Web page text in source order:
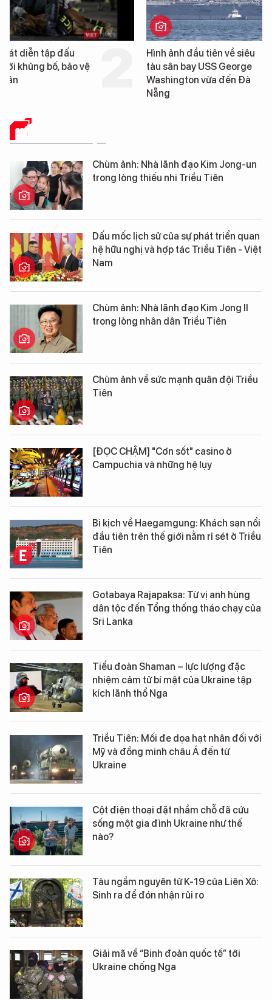
Hình ảnh đầu tiên về siêu
tàu sân bay USS George
Washington vừa đến Đà
Cận cảnh chiến hạm
tống tàu sân bay USS
George Washington
HỒ SƠ - TƯ LIỆU
Chùm ảnh: Nhà lãnh đạo Kim Jong-un
trong lòng thiếu nhi Triều Tiên
Dấu mốc lịch sử của sự phát triển quan
hệ hữu nghị và hợp tác Triều Tiên - Việt
Nam
Chùm ảnh: Nhà lãnh đạo Kim Jong Il
trong lòng nhân dân Triều Tiên
Chùm ảnh về sức mạnh quân đội Triều
Tiên
[ĐỌC CHẬM] "Cơn sốt" casino ở
Campuchia và những hệ lụy
Bi kịch về Haegamgung: Khách sạn nổi
đầu tiên trên thế giới nằm rỉ sét ở Triều
Tiên
Gotabaya Rajapaksa: Từ vị anh hùng
dân tộc đến Tổng thống tháo chạy của
Sri Lanka
Tiểu đoàn Shaman – lực lượng đặc
nhiệm cảm tử bí mật của Ukraine tập
kích lãnh thổ Nga
Triều Tiên: Mối đe dọa hạt nhân đối với
Mỹ và đồng minh châu Á đến từ
Ukraine
Cột điện thoại đặt nhầm chỗ đã cứu
sống một gia đình Ukraine như thế
nào?
Tàu ngầm nguyên tử K-19 của Liên Xô:
Sinh ra để đón nhận rủi ro
Giải mã về “Binh đoàn quốc tế” tới
Ukraine chống Nga